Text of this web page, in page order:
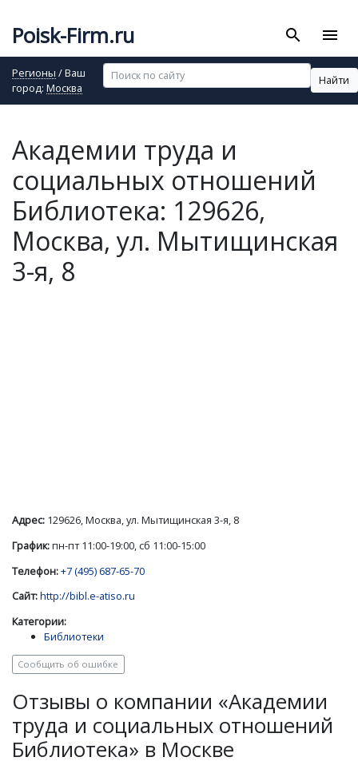
Poisk-Firm.ru search menu
Регионы / Ваш
город: Москва
Найти
Академии труда и
социальных отношений
Библиотека: 129626,
Москва, ул. Мытищинская
3-я, 8
Адрес: 129626, Москва, ул. Мытищинская 3-я, 8
График:пн-пт 11:00-19:00, сб 11:00-15:00
Телефон:+7 (495) 687-65-70
Сайт:http://bibl.e-atiso.ru
Категории:
Библиотеки
Сообщить об ошибке
Отзывы о компании «Академии
труда и социальных отношений
Библиотека» в Москве